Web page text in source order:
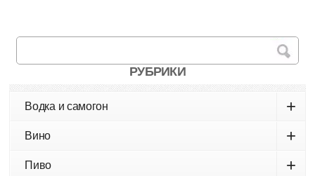
РУБРИКИ
Водка и самогон +
Вино +
Пиво +